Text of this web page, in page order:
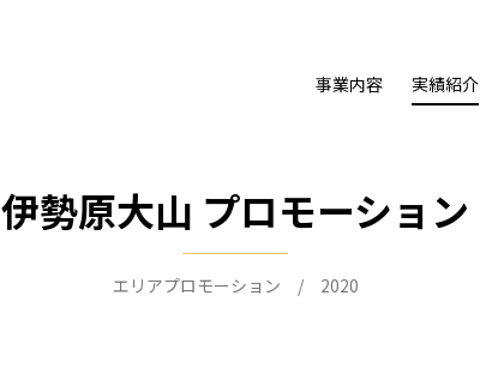
事業内容 実績紹介
伊勢原大山 プロモーション
エリアプロモーション / 2020